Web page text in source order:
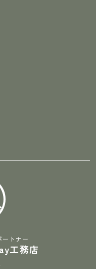
ートナー
工務店